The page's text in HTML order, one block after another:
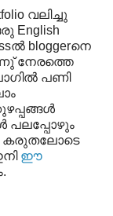
വലിച്ചു
English
bloggerനെ
നേരത്തെ
പണി
പലപ്പോഴും
കരുതലോടെ
ഈ